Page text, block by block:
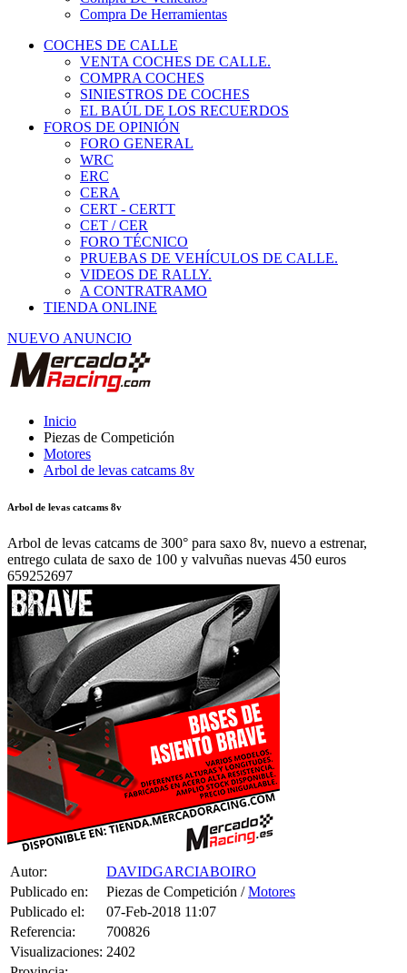
COCHES DE CALLE
VENTA COCHES DE CALLE.
COMPRA COCHES
SINIESTROS DE COCHES
EL BAÚL DE LOS RECUERDOS
FOROS DE OPINIÓN
FORO GENERAL
WRC
ERC
CERA
CERT - CERTT
CET / CER
FORO TÉCNICO
PRUEBAS DE VEHÍCULOS DE CALLE.
VIDEOS DE RALLY.
A CONTRATRAMO
TIENDA ONLINE
NUEVO ANUNCIO
Piezas de Competición
Motores
Arbol de levas catcams 8v
entrego culata de saxo de 100 y valvuñas nuevas 450 euros
659252697
Autor:
DAVIDGARCIABOIRO
Publicado en:
Piezas de Competición /Motores
Publicado el:
07-Feb-2018 11:07
Referencia:
700826
Visualizaciones:
2402
Provincia:
Pais: